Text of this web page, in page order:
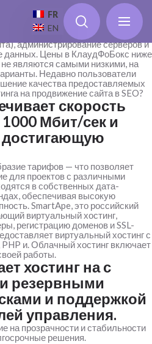
FR
EN
(предлагающих тестовый
24 часа, но это уже что-то.
уменьшает риск
предлагает дополнительные
администрирование серверов и
данных. Цены в КлаудФоБокс ниже
являются самыми низкими, на
Недавно пользователи
качества предоставляемых
на продвижение сайта в SEO?
скорость
Мбит/сек и
достигающую
тарифов — что позволяет
для проектов с различными
в собственных дата-
обеспечивая высокую
SmartApe, это российский
виртуальный хостинг,
регистрацию доменов и SSL-
виртуальный хостинг с
и. Облачный хостинг включает
работы.
хостинг на с
резервными
и поддержкой
управления.
на прозрачности и стабильности
решения.